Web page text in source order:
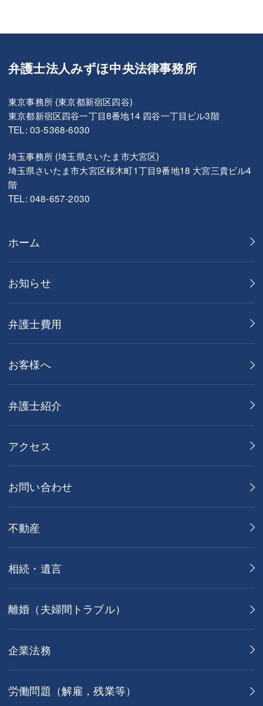
弁護士法人みずほ中央法律事務所
東京事務所 (東京都新宿区四谷)
東京都新宿区四谷一丁目8番地14 四谷一丁目ビル3階
TEL: 03-5368-6030
埼玉事務所 (埼玉県さいたま市大宮区)
埼玉県さいたま市大宮区桜木町1丁目9番地18 大宮三貴ビル4
階
TEL: 048-657-2030
ホーム
お知らせ
弁護士費用
お客様へ
弁護士紹介
アクセス
お問い合わせ
不動産
相続・遺言
離婚（夫婦間トラブル）
企業法務
労働問題（解雇，残業等）